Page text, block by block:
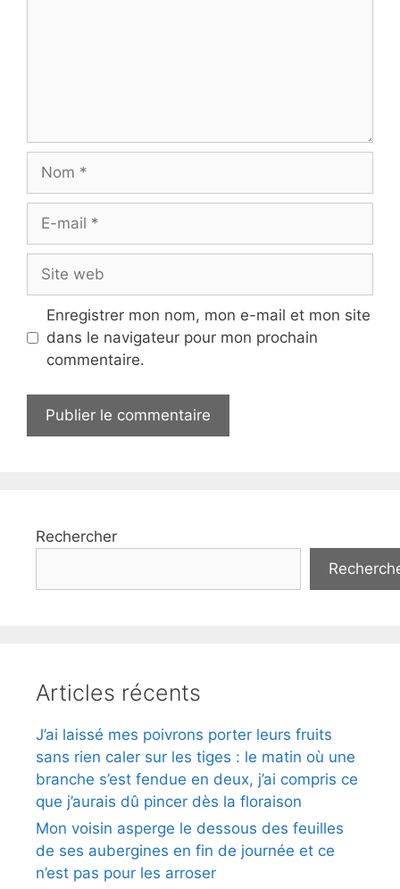
Nom
Site
web
Enregistrer mon nom, mon e-mail et mon site
dans le navigateur pour mon prochain
commentaire.
Rechercher
Articles récents
J’ai laissé mes poivrons porter leurs fruits
sans rien caler sur les tiges : le matin où une
branche s’est fendue en deux, j’ai compris ce
que j’aurais dû pincer dès la floraison
Mon voisin asperge le dessous des feuilles
de ses aubergines en fin de journée et ce
n’est pas pour les arroser